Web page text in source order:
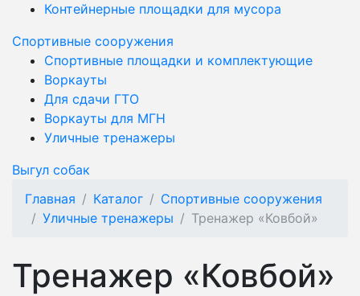
Контейнерные площадки для мусора
Спортивные сооружения
Спортивные площадки и комплектующие
Воркауты
Для сдачи ГТО
Воркауты для МГН
Уличные тренажеры
Выгул собак
Главная
Каталог
Спортивные сооружения
Уличные тренажеры
Тренажер «Ковбой»
Тренажер «Ковбой»